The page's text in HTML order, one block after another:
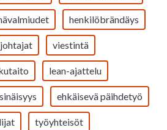
henkilöbrändäys
johtajat viestintä
lean-ajattelu
ehkäisevä päihdetyö
työyhteisöt